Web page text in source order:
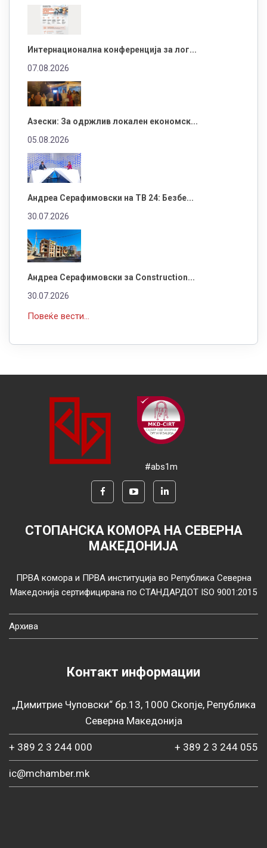
Интернационална конференција за лог...
07.08.2026
Азески: За одржлив локален економск...
05.08.2026
Андреа Серафимовски на ТВ 24: Безбе...
30.07.2026
Андреа Серафимовски за Construction...
30.07.2026
Повеќе вести...
#abs1m
СТОПАНСКА КОМОРА НА СЕВЕРНА
МАКЕДОНИЈА
ПРВА комора и ПРВА институција во Република Северна
Македонија сертифицирана по СТАНДАРДОТ ISO 9001:2015
Архива
Контакт информации
„Димитрие Чуповски“ бр.13, 1000 Скопје, Република
Северна Македонија
+ 389 2 3 244 000 + 389 2 3 244 055
ic@mchamber.mk